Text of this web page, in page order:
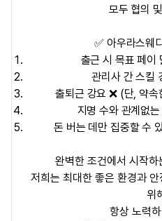
모두 협의
✅ 아우라스웨
출근 시 목표 페이
관리사 간스킬
출퇴근 강요 ❌ (단, 약
지명 수와 관계없는
돈 버는 데만 집중할 수
완벽한 조건에서 시작
저희는 최대한 좋은 환경과 안
위
항상 노력